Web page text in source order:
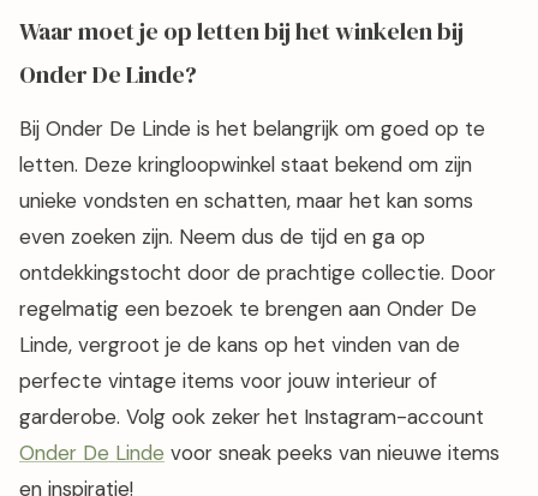
Waar moet je op letten bij het winkelen bij
Onder De Linde?
Bij Onder De Linde is het belangrijk om goed op te
letten. Deze kringloopwinkel staat bekend om zijn
unieke vondsten en schatten, maar het kan soms
even zoeken zijn. Neem dus de tijd en ga op
ontdekkingstocht door de prachtige collectie. Door
regelmatig een bezoek te brengen aan Onder De
Linde, vergroot je de kans op het vinden van de
perfecte vintage items voor jouw interieur of
garderobe. Volg ook zeker het Instagram-account
Onder De Linde voor sneak peeks van nieuwe items
en inspiratie!